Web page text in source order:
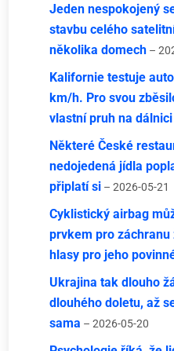
Jeden nespokojený
stavbu celého
několika domech –
Kalifornie testuje
km/h. Pro svou
vlastní pruh na dálnici
Některé České
nedojedená jídla
připlatí si – 2026-05-21
Cyklistický airbag
prvkem pro
hlasy pro jeho
Ukrajina tak dlouho
dlouhého doletu, až
sama – 2026-05-20